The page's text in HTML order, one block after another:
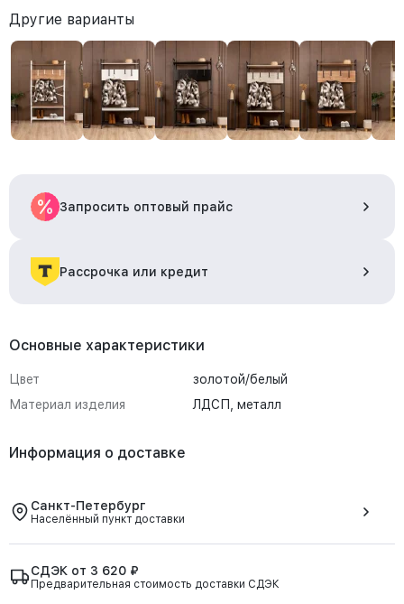
Другие варианты
Запросить оптовый прайс
Рассрочка или кредит
Основные характеристики
Цвет
золотой/белый
Материал изделия
ЛДСП, металл
Информация о доставке
Санкт-Петербург
Населённый пункт доставки
СДЭК от 3 620 ₽
Предварительная стоимость доставки СДЭК